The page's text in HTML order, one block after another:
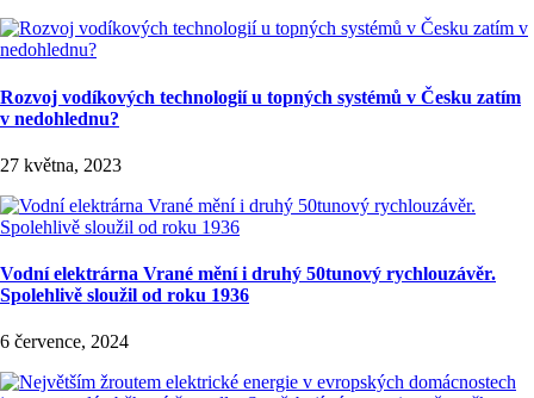
Rozvoj vodíkových technologií u topných systémů v Česku zatím
v nedohlednu?
27 května, 2023
Vodní elektrárna Vrané mění i druhý 50tunový rychlouzávěr.
Spolehlivě sloužil od roku 1936
6 července, 2024